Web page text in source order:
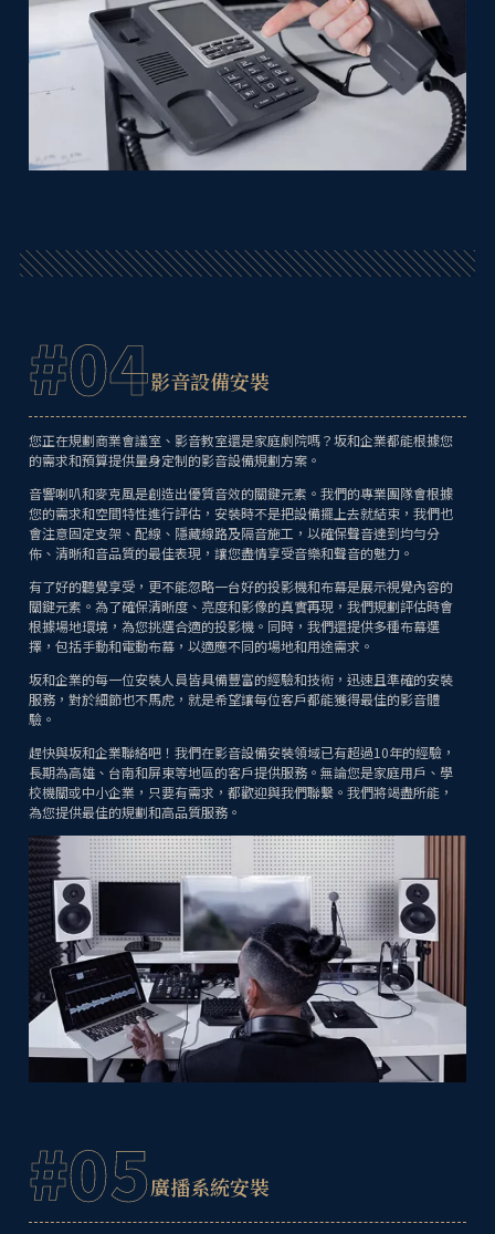
#04影音設備安裝
您正在規劃商業會議室、影音教室還是家庭劇院嗎？坂和企業都能根據您
的需求和預算提供量身定制的影音設備規劃方案。
音響喇叭和麥克風是創造出優質音效的關鍵元素。我們的專業團隊會根據
您的需求和空間特性進行評估，安裝時不是把設備擺上去就結束，我們也
會注意固定支架、配線、隱藏線路及隔音施工，以確保聲音達到均勻分
佈、清晰和音品質的最佳表現，讓您盡情享受音樂和聲音的魅力。
有了好的聽覺享受，更不能忽略一台好的投影機和布幕是展示視覺內容的
關鍵元素。為了確保清晰度、亮度和影像的真實再現，我們規劃評估時會
根據場地環境，為您挑選合適的投影機。同時，我們還提供多種布幕選
擇，包括手動和電動布幕，以適應不同的場地和用途需求。
坂和企業的每一位安裝人員皆具備豐富的經驗和技術，迅速且準確的安裝
服務，對於細節也不馬虎，就是希望讓每位客戶都能獲得最佳的影音體
驗。
趕快與坂和企業聯絡吧！我們在影音設備安裝領域已有超過10年的經驗，
長期為高雄、台南和屏東等地區的客戶提供服務。無論您是家庭用戶、學
校機關或中小企業，只要有需求，都歡迎與我們聯繫。我們將竭盡所能，
為您提供最佳的規劃和高品質服務。
#05廣播系統安裝